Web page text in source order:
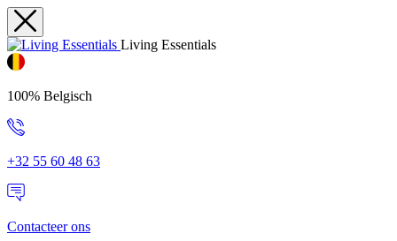
Living Essentials
100% Belgisch
+32 55 60 48 63
Contacteer ons